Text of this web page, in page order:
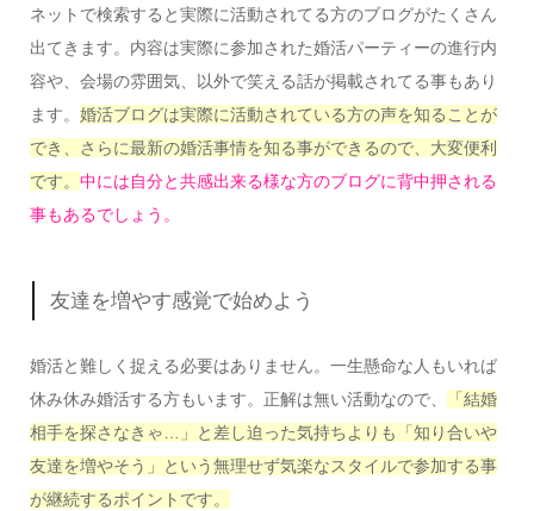
ネットで検索すると実際に活動されてる方のブログがたくさん
出てきます。内容は実際に参加された婚活パーティーの進行内
容や、会場の雰囲気、以外で笑える話が掲載されてる事もあり
ます。 婚活ブログは実際に活動されている方の声を知ることが
でき、さらに最新の婚活事情を知る事ができるので、大変便利
です。 中には自分と共感出来る様な方のブログに背中押される
事もあるでしょう。
友達を増やす感覚で始めよう
婚活と難しく捉える必要はありません。一生懸命な人もいれば
休み休み婚活する方もいます。正解は無い活動なので、
「結婚
相手を探さなきゃ…」と差し迫った気持ちよりも「知り合いや
友達を増やそう」という無理せず気楽なスタイルで参加する事
が継続するポイントです。